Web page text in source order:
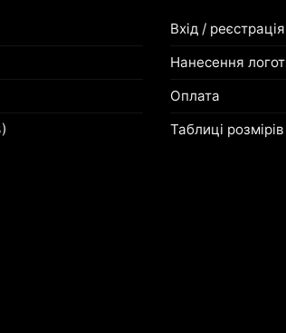
Вхід /
Нанесення
Оплата
Таблиці розмірів